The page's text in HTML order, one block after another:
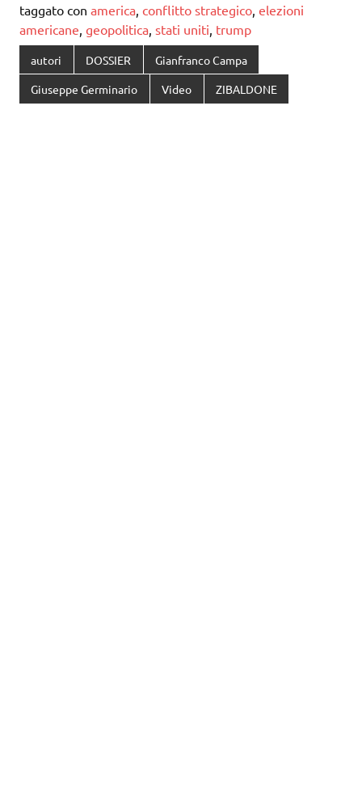
taggato con america conflitto strategico elezioni
americane geopolitica stati uniti trump
autori DOSSIER Gianfranco Campa
Giuseppe Germinario Video ZIBALDONE